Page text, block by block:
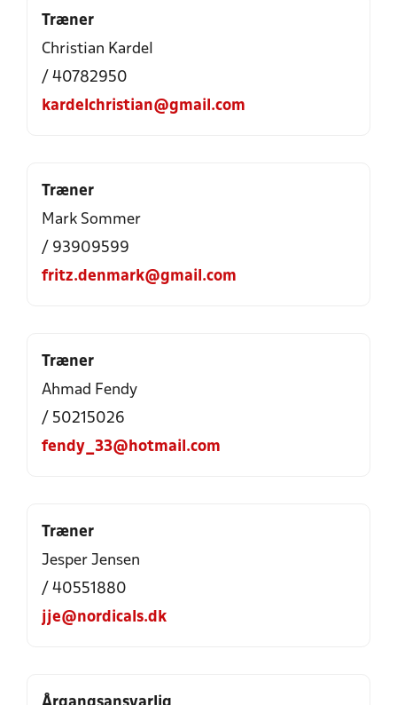
Træner
Christian Kardel
/ 40782950
kardelchristian@gmail.com
Træner
Mark Sommer
/ 93909599
fritz.denmark@gmail.com
Træner
Ahmad Fendy
/ 50215026
fendy_33@hotmail.com
Træner
Jesper Jensen
/ 40551880
jje@nordicals.dk